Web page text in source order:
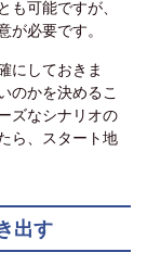
も可能ですが、
が必要です。
にしておきま
のかを決めるこ
ズなシナリオの
ら、スタート地
出す